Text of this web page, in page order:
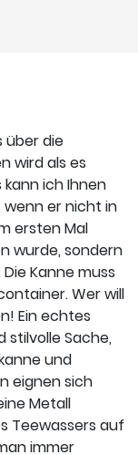
über die
wird als es
kann ich Ihnen
er nicht in
ersten Mal
wurde, sondern
Kanne muss
Wer will
Ein echtes
stilvolle Sache,
und
eignen sich
Metall
Teewassers auf
immer